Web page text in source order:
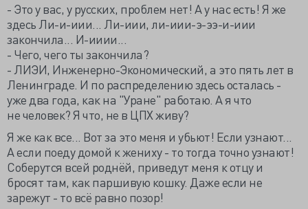
- Это у вас, у русских, проблем нет! А у нас есть! Я же
здесь Ли-и-иии... Ли-иии, ли-иии-э-ээ-и-иии
закончила... И-ииии...
- Чего, чего ты закончила?
- ЛИЭИ, Инженерно-Экономический, а это пять лет в
Ленинграде. И по распределению здесь осталась -
уже два года, как на "Уране" работаю. А я что
не человек? Я что, не в ЦПХ живу?
Я же как все... Вот за это меня и убьют! Если узнают...
А если поеду домой к жениху - то тогда точно узнают!
Соберутся всей роднёй, приведут меня к отцу и
бросят там, как паршивую кошку. Даже если не
зарежут - то всё равно позор!